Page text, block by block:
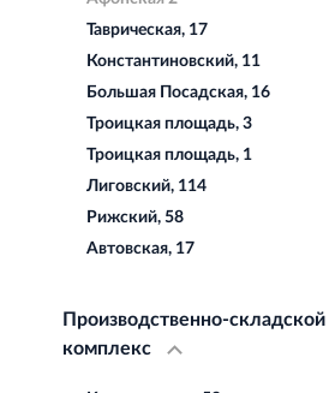
Таврическая, 17
Константиновский, 11
Большая Посадская, 16
Троицкая площадь, 3
Троицкая площадь, 1
Лиговский, 114
Рижский, 58
Автовская, 17
Производственно-складской
комплекс